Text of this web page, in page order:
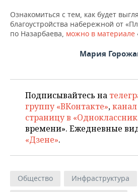
Ознакомиться с тем, как будет
благоустройства набережной от
по Назарбаева, можно в материале
Мария
Подписывайтесь на
группу «ВКонтакте»,
страницу в
времени». Ежедневные
«Дзене».
Общество Инфраструктура